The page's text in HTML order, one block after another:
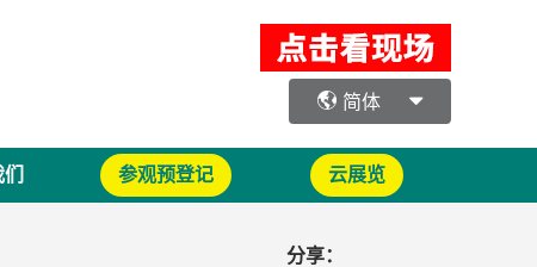
简体
参观预登记 云展览
分享：